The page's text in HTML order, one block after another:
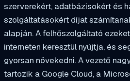
szerverekért, adatbázisokért és
szolgáltatásokért díjat
alapján. A felhőszolgáltató
interneten keresztül nyújtja, és
gyorsan növekedni. A vezető
tartozik a Google Cloud, a